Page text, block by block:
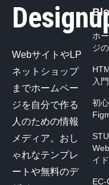
WebサイトやLP
ネットショップ
までホームペー
ジを自分で作る
人のための情報
メディア。おし
ゃれなテンプレ
ートや無料のデ
ホ
ジ
入
初
イド
EC-